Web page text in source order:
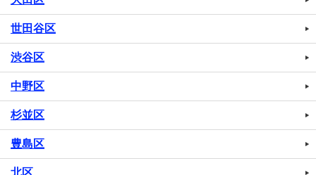
世田谷区
渋谷区
中野区
杉並区
豊島区
北区